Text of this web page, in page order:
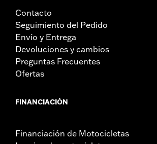
Contacto
Seguimiento del Pedido
Envío y Entrega
Devoluciones y cambios
Preguntas Frecuentes
Ofertas
FINANCIACIÓN
Financiación de Motocicletas